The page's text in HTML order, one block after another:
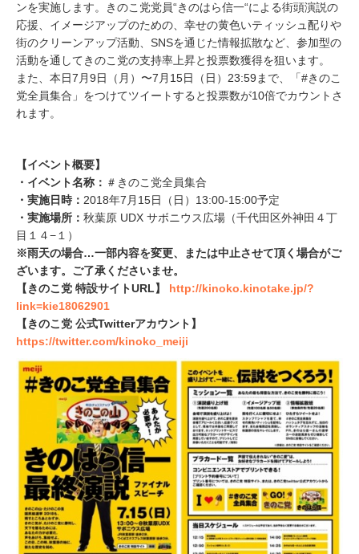
ンを実施します。きのこ党党員“きのはら信一“による街頭演説の
応援、イメージアップのための、幸せの黄色いティッシュ配りや
街のクリーンアップ活動、SNSを通じた情報拡散など、参加型の
活動を通してきのこ党の支持率上昇と投票数獲得を狙います。
また、本日7月9日（月）〜7月15日（日）23:59まで、「#きのこ
党全員集合」をつけてツイートすると投票数が10倍でカウントさ
れます。
【イベント概要】
・イベント名称： ＃きのこ党全員集合
・実施日時： 2018年7月15日（日）13:00-15:00予定
・実施場所： 秋葉原 UDX サボニウス広場（千代田区外神田４丁
目１４−１）
※雨天の場合…一部内容を変更、または中止させて頂く場合がご
ざいます。ご了承くださいませ。
【きのこ党 特設サイトURL】 http://kinoko.kinotake.jp/?
link=kie18062901
【きのこ党 公式Twitterアカウント】
https://twitter.com/kinoko_meiji